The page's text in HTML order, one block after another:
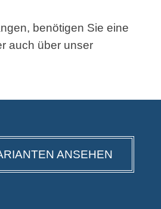
benötigen Sie eine
auch über unser
ANSEHEN